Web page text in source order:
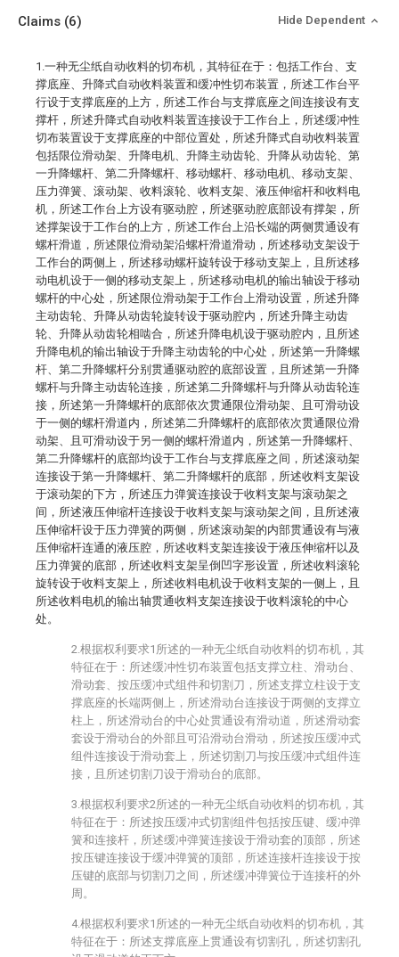
Claims (6) Hide Dependent
1.一种无尘纸自动收料的切布机，其特征在于：包括工作台、支
撑底座、升降式自动收料装置和缓冲性切布装置，所述工作台平
行设于支撑底座的上方，所述工作台与支撑底座之间连接设有支
撑杆，所述升降式自动收料装置连接设于工作台上，所述缓冲性
切布装置设于支撑底座的中部位置处，所述升降式自动收料装置
包括限位滑动架、升降电机、升降主动齿轮、升降从动齿轮、第
一升降螺杆、第二升降螺杆、移动螺杆、移动电机、移动支架、
压力弹簧、滚动架、收料滚轮、收料支架、液压伸缩杆和收料电
机，所述工作台上方设有驱动腔，所述驱动腔底部设有撑架，所
述撑架设于工作台的上方，所述工作台上沿长端的两侧贯通设有
螺杆滑道，所述限位滑动架沿螺杆滑道滑动，所述移动支架设于
工作台的两侧上，所述移动螺杆旋转设于移动支架上，且所述移
动电机设于一侧的移动支架上，所述移动电机的输出轴设于移动
螺杆的中心处，所述限位滑动架于工作台上滑动设置，所述升降
主动齿轮、升降从动齿轮旋转设于驱动腔内，所述升降主动齿
轮、升降从动齿轮相啮合，所述升降电机设于驱动腔内，且所述
升降电机的输出轴设于升降主动齿轮的中心处，所述第一升降螺
杆、第二升降螺杆分别贯通驱动腔的底部设置，且所述第一升降
螺杆与升降主动齿轮连接，所述第二升降螺杆与升降从动齿轮连
接，所述第一升降螺杆的底部依次贯通限位滑动架、且可滑动设
于一侧的螺杆滑道内，所述第二升降螺杆的底部依次贯通限位滑
动架、且可滑动设于另一侧的螺杆滑道内，所述第一升降螺杆、
第二升降螺杆的底部均设于工作台与支撑底座之间，所述滚动架
连接设于第一升降螺杆、第二升降螺杆的底部，所述收料支架设
于滚动架的下方，所述压力弹簧连接设于收料支架与滚动架之
间，所述液压伸缩杆连接设于收料支架与滚动架之间，且所述液
压伸缩杆设于压力弹簧的两侧，所述滚动架的内部贯通设有与液
压伸缩杆连通的液压腔，所述收料支架连接设于液压伸缩杆以及
压力弹簧的底部，所述收料支架呈倒凹字形设置，所述收料滚轮
旋转设于收料支架上，所述收料电机设于收料支架的一侧上，且
所述收料电机的输出轴贯通收料支架连接设于收料滚轮的中心
处。
2.根据权利要求1所述的一种无尘纸自动收料的切布机，其
特征在于：所述缓冲性切布装置包括支撑立柱、滑动台、
滑动套、按压缓冲式组件和切割刀，所述支撑立柱设于支
撑底座的长端两侧上，所述滑动台连接设于两侧的支撑立
柱上，所述滑动台的中心处贯通设有滑动道，所述滑动套
套设于滑动台的外部且可沿滑动台滑动，所述按压缓冲式
组件连接设于滑动套上，所述切割刀与按压缓冲式组件连
接，且所述切割刀设于滑动台的底部。
3.根据权利要求2所述的一种无尘纸自动收料的切布机，其
特征在于：所述按压缓冲式切割组件包括按压键、缓冲弹
簧和连接杆，所述缓冲弹簧连接设于滑动套的顶部，所述
按压键连接设于缓冲弹簧的顶部，所述连接杆连接设于按
压键的底部与切割刀之间，所述缓冲弹簧位于连接杆的外
周。
4.根据权利要求1所述的一种无尘纸自动收料的切布机，其
特征在于：所述支撑底座上贯通设有切割孔，所述切割孔